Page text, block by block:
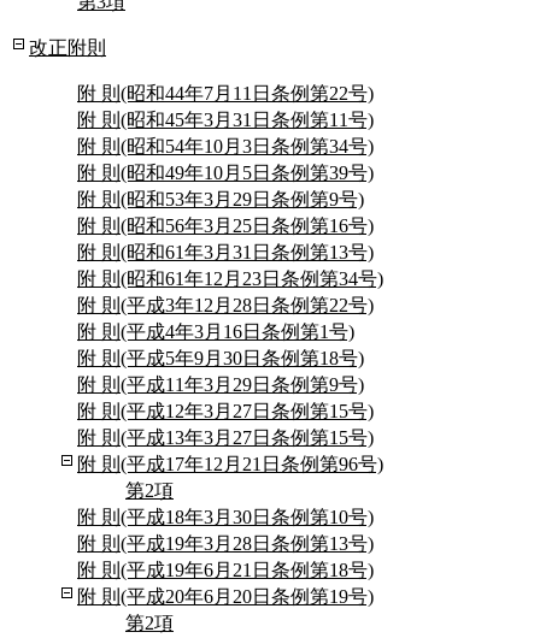
改正附則
附 則(昭和44年7月11日条例第22号)
附 則(昭和45年3月31日条例第11号)
附 則(昭和54年10月3日条例第34号)
附 則(昭和49年10月5日条例第39号)
附 則(昭和53年3月29日条例第9号)
附 則(昭和56年3月25日条例第16号)
附 則(昭和61年3月31日条例第13号)
附 則(昭和61年12月23日条例第34号)
附 則(平成3年12月28日条例第22号)
附 則(平成4年3月16日条例第1号)
附 則(平成5年9月30日条例第18号)
附 則(平成11年3月29日条例第9号)
附 則(平成12年3月27日条例第15号)
附 則(平成13年3月27日条例第15号)
附 則(平成17年12月21日条例第96号)
第2項
附 則(平成18年3月30日条例第10号)
附 則(平成19年3月28日条例第13号)
附 則(平成19年6月21日条例第18号)
附 則(平成20年6月20日条例第19号)
第2項